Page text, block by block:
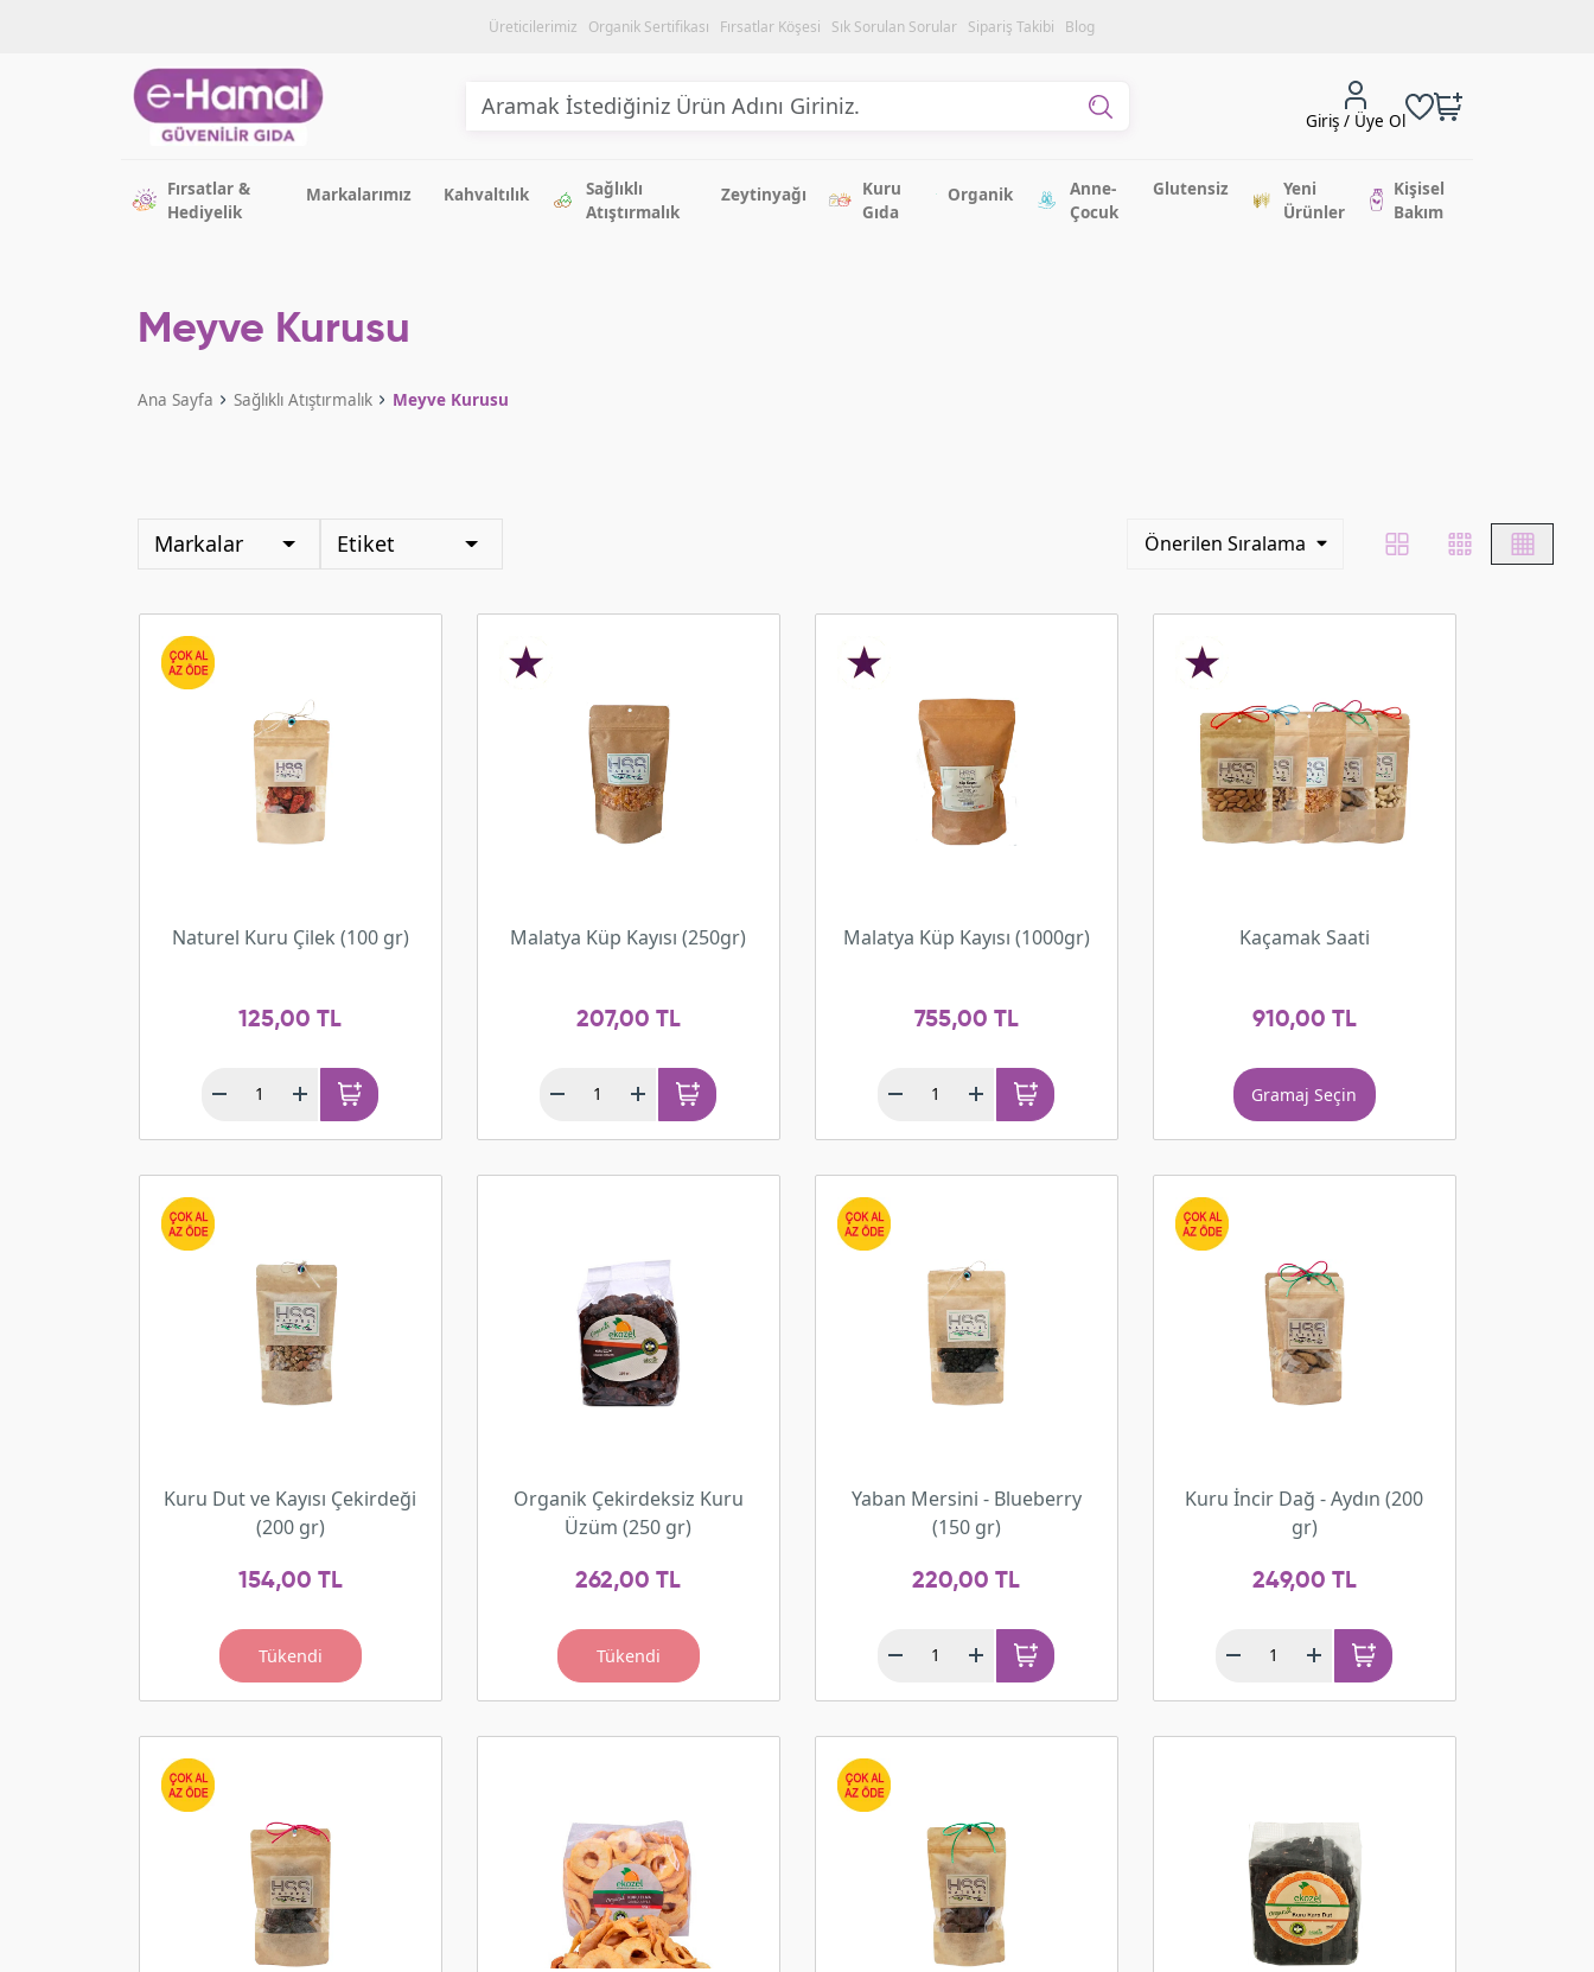
Üreticilerimiz Organik Sertifikası Fırsatlar Köşesi Sık Sorulan Sorular Sipariş Takibi Blog
Giriş / Üye Ol
Fırsatlar &
Hediyelik
Markalarımız Kahvaltılık
Sağlıklı
Atıştırmalık
Zeytinyağı
Kuru
Gıda
Organik
Anne-
Çocuk
Glutensiz
Yeni
Ürünler
Kişisel
Bakım
Meyve Kurusu
Ana Sayfa Sağlıklı Atıştırmalık Meyve Kurusu
Markalar Etiket Önerilen Sıralama
Naturel Kuru Çilek (100 gr)
125,00 TL
Malatya Küp Kayısı (250gr)
207,00 TL
Malatya Küp Kayısı (1000gr)
755,00 TL
Kaçamak Saati
910,00 TL
Gramaj Seçin
Kuru Dut ve Kayısı Çekirdeği
(200 gr)
154,00 TL
Tükendi
Organik Çekirdeksiz Kuru
Üzüm (250 gr)
262,00 TL
Tükendi
Yaban Mersini - Blueberry
(150 gr)
220,00 TL
Kuru İncir Dağ - Aydın (200
gr)
249,00 TL